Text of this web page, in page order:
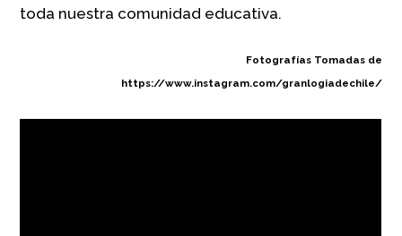
toda nuestra comunidad educativa.
Fotografías Tomadas de
https://www.instagram.com/granlogiadechile/